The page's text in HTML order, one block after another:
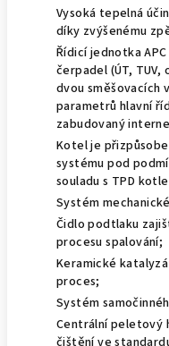
Vysoká tepelná
díky zvýšenému
Řídicí jednotka
čerpadel (ÚT,
dvou směšovacích
parametrů hlavní
zabudovaný
Kotel je
systému pod
souladu s TPD
Systém
Čidlo podtlaku
procesu spalování;
Keramické
proces;
Systém
Centrální peletový
čištění ve